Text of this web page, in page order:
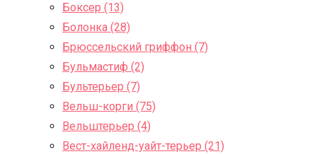
Боксер (13)
Болонка (28)
Брюссельский гриффон (7)
Бульмастиф (2)
Бультерьер (7)
Вельш-корги (75)
Вельштерьер (4)
Вест-хайленд-уайт-терьер (21)